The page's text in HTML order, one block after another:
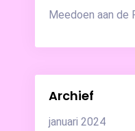
Meedoen aan de
Archief
januari 2024